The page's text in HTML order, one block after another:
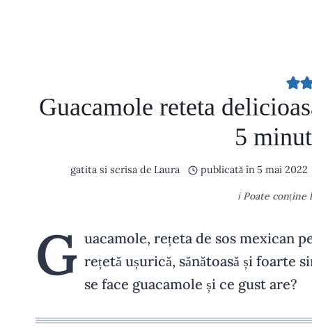
Guacamole reteta
5
gatita si scrisa de Laura publicată în5 mai 2022
ℹ️ Poate
G uacamole, rețeta de sos mexican
rețetă ușurică, sănătoasă și foarte
se face guacamole și ce gust are?